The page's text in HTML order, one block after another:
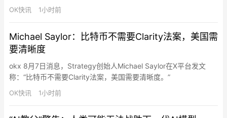
M17芯片厂投资19.1万亿韩元（134.7亿美元），投资将在2031年
前完成；计划在龙仁投资35.2万亿韩元（约249 亿美元）用于第二
OK快讯 1小时前
Michael Saylor：比特币不需要Clarity法案，美国需
要清晰度
okx 8月7日消息，Strategy创始人Michael Saylor在X平台发文
称：“比特币不需要Clarity法案，美国需要清晰度。”
OK快讯 1小时前